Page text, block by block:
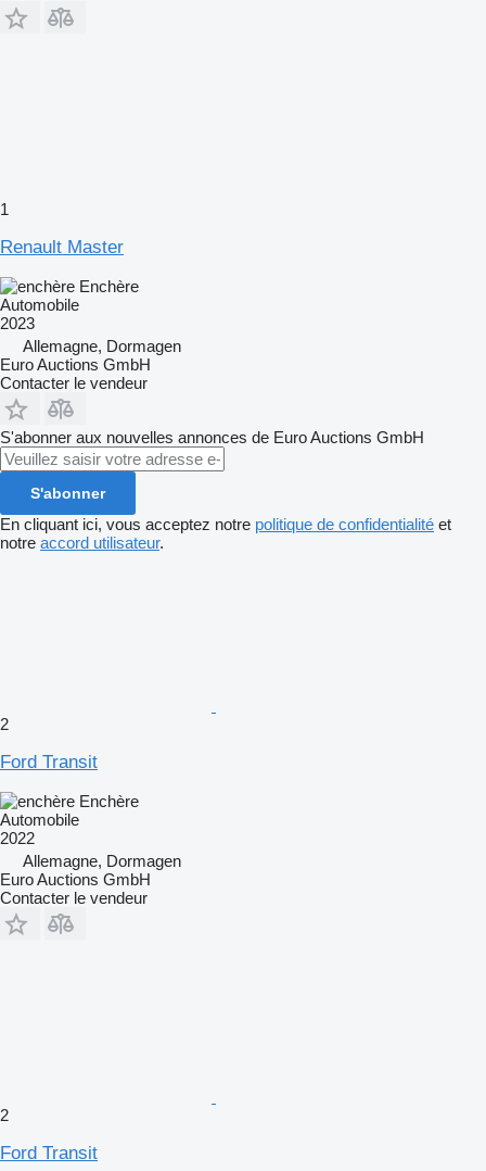
1
Renault Master
Enchère
Automobile
2023
Allemagne, Dormagen
Euro Auctions GmbH
Contacter le vendeur
S'abonner aux nouvelles annonces de Euro Auctions GmbH
S'abonner
En cliquant ici, vous acceptez notre politique de confidentialité et
notre accord utilisateur.
2
Ford Transit
Enchère
Automobile
2022
Allemagne, Dormagen
Euro Auctions GmbH
Contacter le vendeur
2
Ford Transit